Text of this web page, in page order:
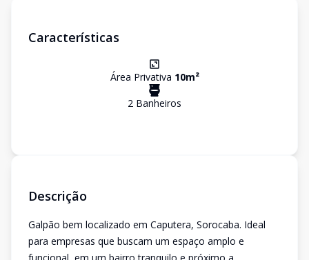
Características
Área Privativa 10m²
2 Banheiros
Descrição
Galpão bem localizado em Caputera, Sorocaba. Ideal
para empresas que buscam um espaço amplo e